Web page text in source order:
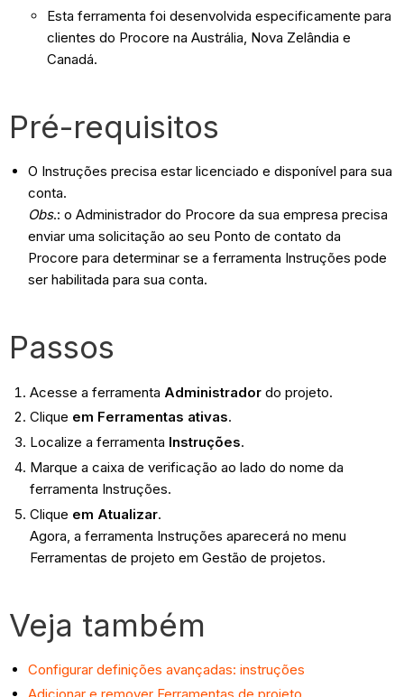
Esta ferramenta foi desenvolvida especificamente para
clientes do Procore na Austrália, Nova Zelândia e
Canadá.
Pré-requisitos
O Instruções precisa estar licenciado e disponível para sua
conta.
Obs.: o Administrador do Procore da sua empresa precisa
enviar uma solicitação ao seu Ponto de contato da
Procore para determinar se a ferramenta Instruções pode
ser habilitada para sua conta.
Passos
Acesse a ferramenta Administradordo projeto.
Clique em Ferramentas ativas.
Localize a ferramenta Instruções.
Marque a caixa de verificação ao lado do nome da
ferramenta Instruções.
Clique em Atualizar.
Agora, a ferramenta Instruções aparecerá no menu
Ferramentas de projeto em Gestão de projetos.
Veja também
Configurar definições avançadas: instruções